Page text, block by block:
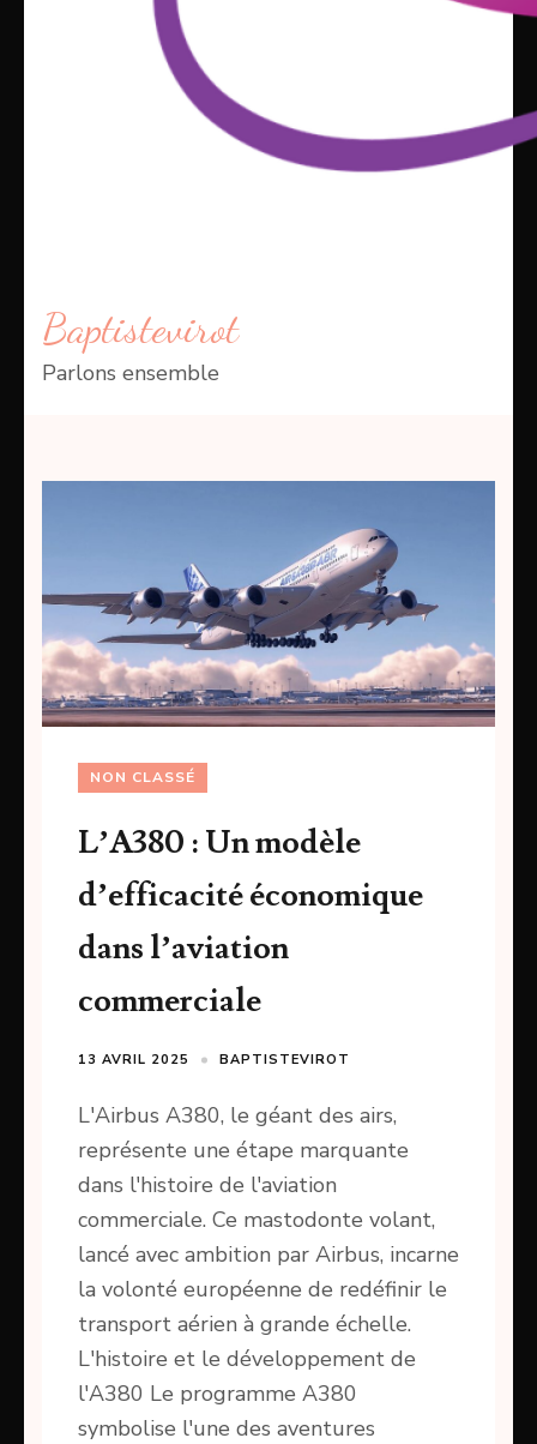
Baptistevirot
Parlons ensemble
NON CLASSÉ
L’A380 : Un modèle
d’efficacité économique
dans l’aviation
commerciale
13 AVRIL 2025 BAPTISTEVIROT
L'Airbus A380, le géant des airs,
représente une étape marquante
dans l'histoire de l'aviation
commerciale. Ce mastodonte volant,
lancé avec ambition par Airbus, incarne
la volonté européenne de redéfinir le
transport aérien à grande échelle.
L'histoire et le développement de
l'A380 Le programme A380
symbolise l'une des aventures